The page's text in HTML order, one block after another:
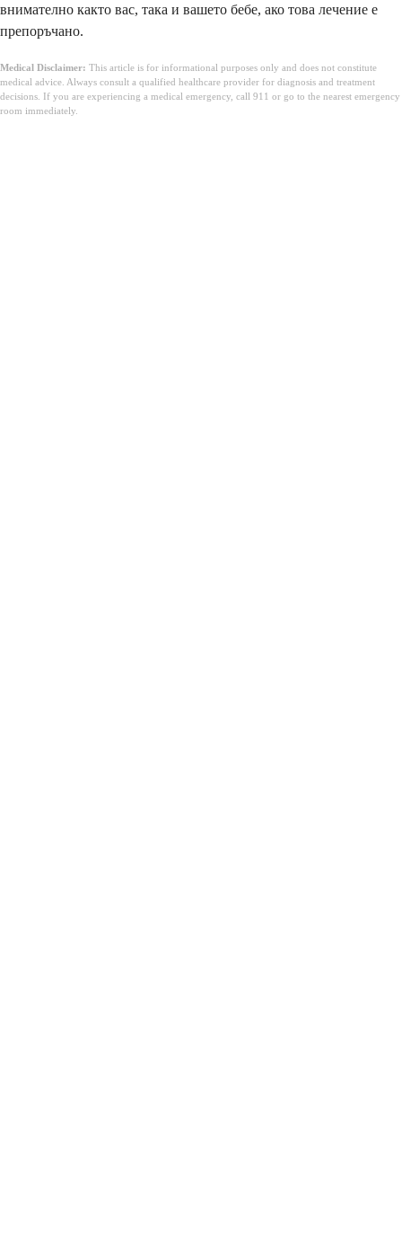
внимателно както вас, така и вашето бебе, ако това лечение е
препоръчано.
Medical Disclaimer: This article is for informational purposes only and does not constitute
medical advice. Always consult a qualified healthcare provider for diagnosis and treatment
decisions. If you are experiencing a medical emergency, call 911 or go to the nearest emergency
room immediately.